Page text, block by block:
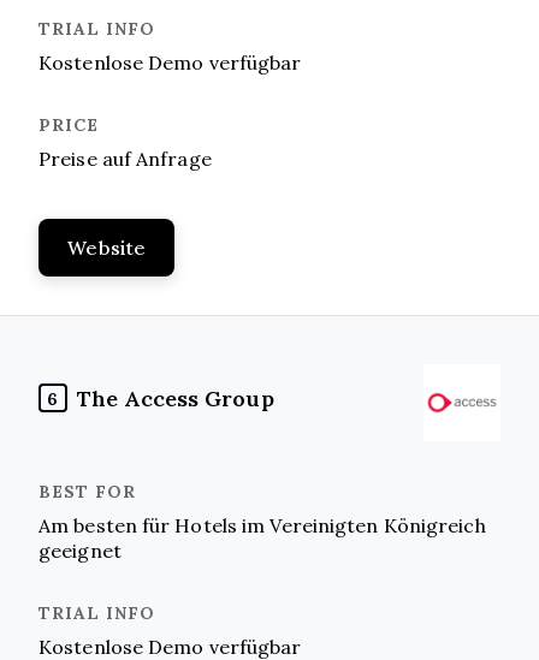
Kostenlose Demo verfügbar
Preise auf Anfrage
Website
6 The Access Group
Am besten für Hotels im Vereinigten Königreich
geeignet
Kostenlose Demo verfügbar